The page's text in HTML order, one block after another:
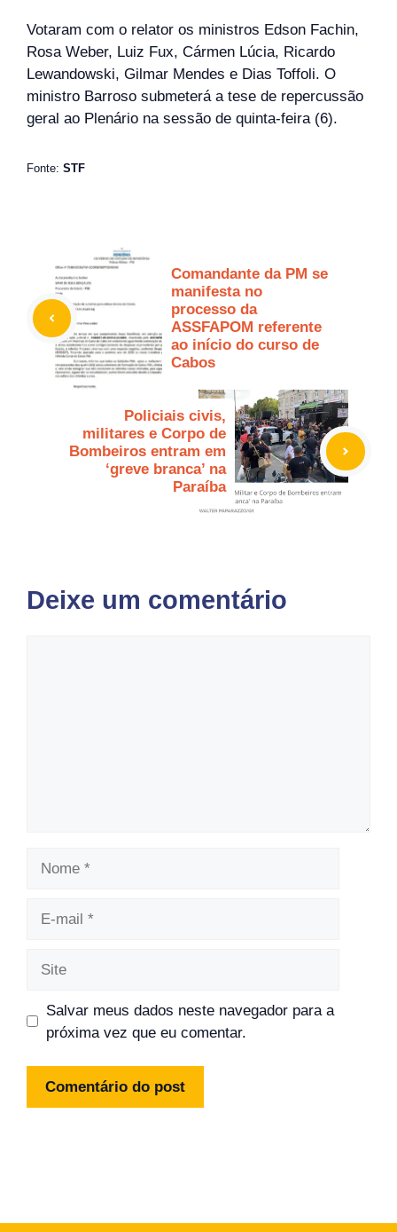
Votaram com o relator os ministros Edson Fachin,
Rosa Weber, Luiz Fux, Cármen Lúcia, Ricardo
Lewandowski, Gilmar Mendes e Dias Toffoli. O
ministro Barroso submeterá a tese de repercussão
geral ao Plenário na sessão de quinta-feira (6).
Fonte: STF
Comandante da PM se
manifesta no
processo da
ASSFAPOM referente
ao início do curso de
Cabos
Policiais civis,
militares e Corpo de
Bombeiros entram em
‘greve branca’ na
Paraíba
Deixe um comentário
Salvar meus dados neste navegador para a
próxima vez que eu comentar.